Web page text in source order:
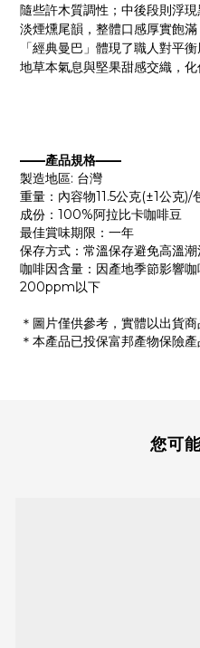
隨些許木質調性；中後段則浮
淡煙燻尾韻，整體口感厚實飽滿
「經典曼巴」體現了職人對平
地草本氣息與堅果甜感交織，化
——產品規格——
製造地區: 台灣
重量：內容物11.5公克(±1公克)/
成份：100%阿拉比卡咖啡豆
最佳賞味期限：一年
保存方式：常溫保存避免高溫潮
咖啡因含量：因產地季節影響
200ppm以下
＊圖片僅供參考，實體以出貨商
＊本產品已投保富邦產物保險
您可